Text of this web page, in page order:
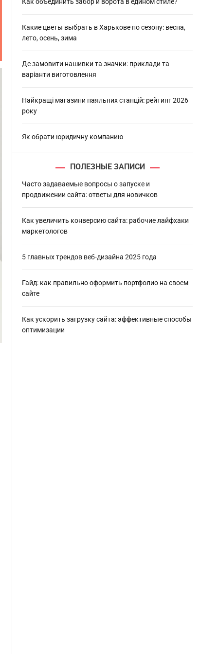
Какие цветы выбрать в Харькове по сезону: весна,
лето, осень, зима
Де замовити нашивки та значки: приклади та
варіанти виготовлення
Найкращі магазини паяльних станцій: рейтинг 2026
року
Як обрати юридичну компанию
ПОЛЕЗНЫЕ ЗАПИСИ
Часто задаваемые вопросы о запуске и
продвижении сайта: ответы для новичков
Как увеличить конверсию сайта: рабочие лайфхаки
маркетологов
5 главных трендов веб-дизайна 2025 года
Гайд: как правильно оформить портфолио на своем
сайте
Как ускорить загрузку сайта: эффективные способы
оптимизации